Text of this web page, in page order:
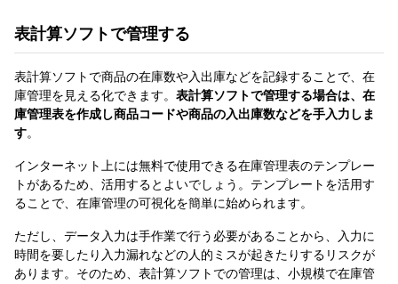
表計算ソフトで管理する
表計算ソフトで商品の在庫数や入出庫などを記録することで、在
庫管理を見える化できます。 表計算ソフトで管理する場合は、在
庫管理表を作成し商品コードや商品の入出庫数などを手入力しま
す。
インターネット上には無料で使用できる在庫管理表のテンプレー
トがあるため、活用するとよいでしょう。テンプレートを活用す
ることで、在庫管理の可視化を簡単に始められます。
ただし、データ入力は手作業で行う必要があることから、入力に
時間を要したり入力漏れなどの人的ミスが起きたりするリスクが
あります。そのため、表計算ソフトでの管理は、小規模で在庫管